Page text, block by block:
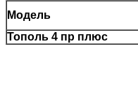
Модель
Тополь 4 пр плюс